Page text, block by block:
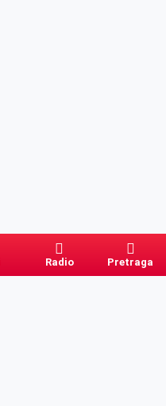
Radio Pretraga